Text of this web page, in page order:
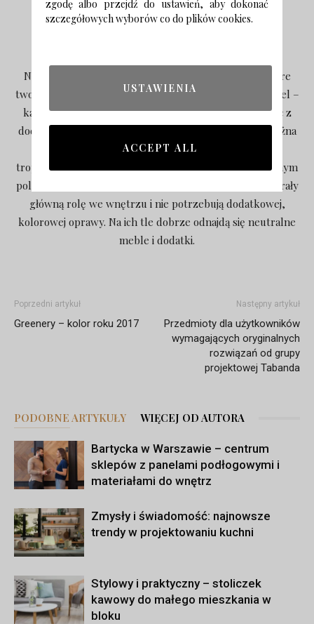
Nasza tropikalna rewolucja opiera się na detalach, które
tworzą klimat. Poduszki z motywem liści, plakaty, pościel –
każdą z tych rzeczy możemy wymieniać i komponować z
dodatkami, które już mamy w domu. Zieleń dżungli można
zestawiać z drobnymi przedmiotami w kolorze
tropikalnych kwiatów. Bardziej odważnym i zdecydowanym
polecamy fototapety z pięknymi wzorami, które będą grały
główną rolę we wnętrzu i nie potrzebują dodatkowej,
kolorowej oprawy. Na ich tle dobrze odnajdą się neutralne
meble i dodatki.
Poprzedni artykuł
Greenery – kolor roku 2017
Następny artykuł
Przedmioty dla użytkowników
wymagających oryginalnych
rozwiązań od grupy
projektowej Tabanda
PODOBNE ARTYKUŁY WIĘCEJ OD AUTORA
Bartycka w Warszawie – centrum
sklepów z panelami podłogowymi i
materiałami do wnętrz
Zmysły i świadomość: najnowsze
trendy w projektowaniu kuchni
Stylowy i praktyczny – stoliczek
kawowy do małego mieszkania w
bloku
zgodę albo przejdź do ustawień, aby dokonać
szczegółowych wyborów co do plików cookies.
USTAWIENIA
ACCEPT ALL